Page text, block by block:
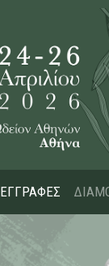
ΕΓΓΡΑΦΕΣ